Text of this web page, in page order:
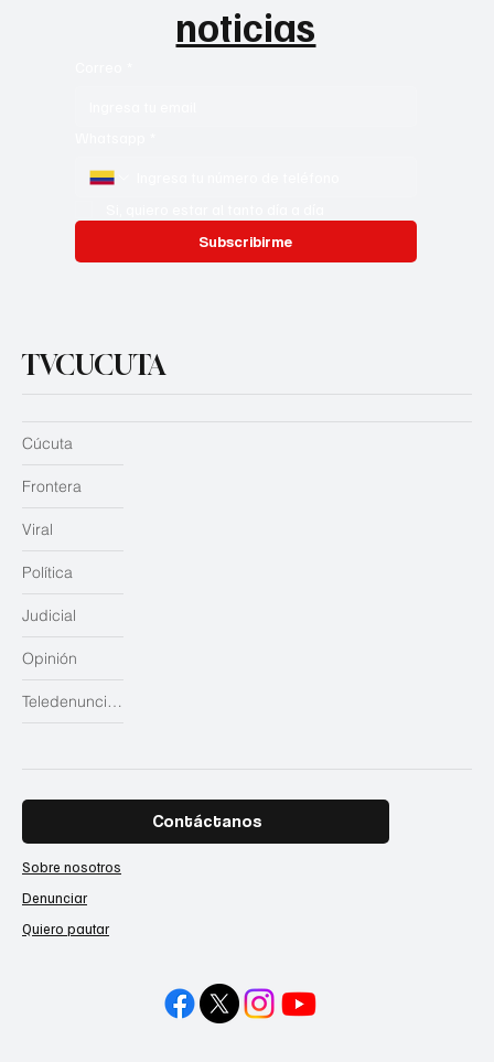
noticias
Subscribirme
TVCUCUTA
Judicial
Opinión
Teledenuncias
Cúcuta
Frontera
Viral
Política
Contáctanos
Sobre nosotros
Denunciar
Quiero pautar